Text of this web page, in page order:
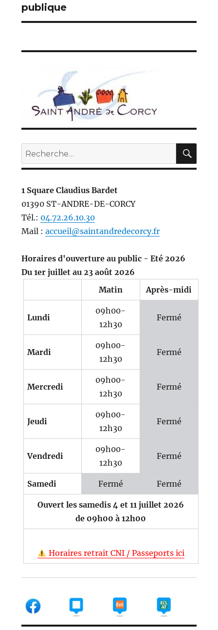
suivante :
publique
Recherche
pour :
1 Square Claudius Bardet
01390 ST-ANDRE-DE-CORCY
Tél.: 04.72.26.10.30
Mail : accueil@saintandredecorcy.fr
Horaires d'ouverture au public - Eté 2026
Du 1er juillet au 23 août 2026
Matin
Après-midi
Lundi
09h00-
12h30
Fermé
Mardi
09h00-
12h30
Fermé
Mercredi
09h00-
12h30
Fermé
Jeudi
09h00-
12h30
Fermé
Vendredi
09h00-
12h30
Fermé
Samedi Fermé Fermé
Ouvert les samedis 4 et 11 juillet 2026
de 09h00 à 12h00
Horaires retrait CNI / Passeports ici